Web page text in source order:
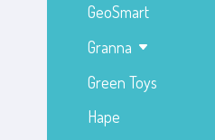
GeoSmart
Granna
Green Toys
Hape